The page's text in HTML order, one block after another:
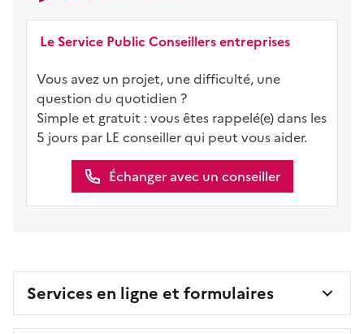
Le Service Public Conseillers entreprises
Vous avez un projet, une difficulté, une
question du quotidien ?
Simple et gratuit : vous êtes rappelé(e) dans les
5 jours par LE conseiller qui peut vous aider.
Échanger avec un conseiller
Services en ligne et formulaires